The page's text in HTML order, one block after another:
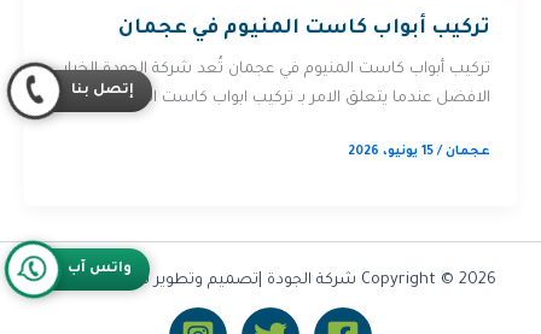
تركيب أبواب كاست المنيوم في عجمان
تركيب أبواب كاست المنيوم في عجمان تُعد شركة الجودة الخيار
الافضل عندما يتعلق الامر بـ تركيب ابواب كاست المنيوم في […]
عجمان/15 يونيو، 2026
Copyright © 2026 شركة الجودة |تصميم وتطوير شركة Olymoo
واتس آب
إتصل بنا